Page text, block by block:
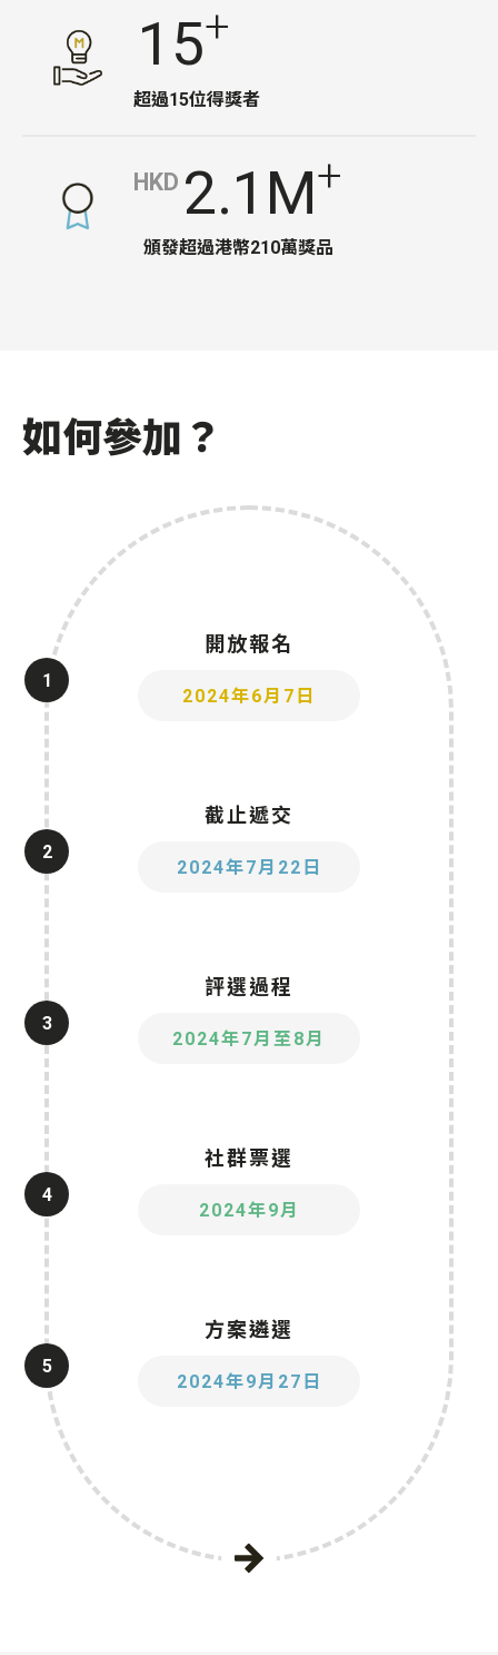
15+
超過15位得獎者
HKD 2.1M+
頒發超過港幣210萬獎品
如何參加？
1
開放報名
2024年6月7日
2
截止遞交
2024年7月22日
3
評選過程
2024年7月至8月
4
社群票選
2024年9月
5
方案遴選
2024年9月27日